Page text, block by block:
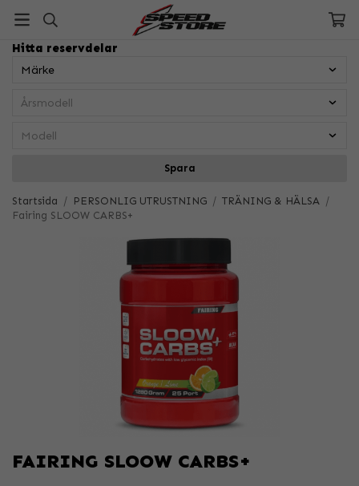
Hitta reservdelar
Spara
Startsida / PERSONLIG UTRUSTNING / TRÄNING & HÄLSA /
Fairing SLOOW CARBS+
FAIRING SLOOW CARBS+